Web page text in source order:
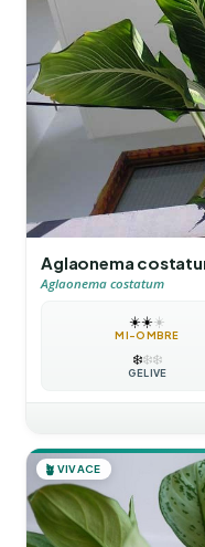
Aglaonema
Aglaonema costatum
☀️☀️☀️
MI-OMBRE
❄️❄️❄️
GÉLIVE
🪴 VIVACE